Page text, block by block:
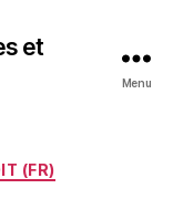
et
Menu
(FR)